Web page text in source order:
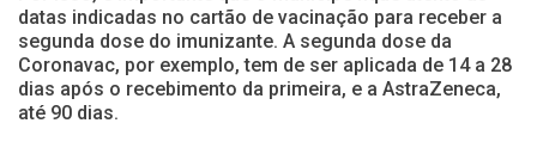
datas indicadas no cartão de vacinação para receber a
segunda dose do imunizante. A segunda dose da
Coronavac, por exemplo, tem de ser aplicada de 14 a 28
dias após o recebimento da primeira, e a AstraZeneca,
até 90 dias.